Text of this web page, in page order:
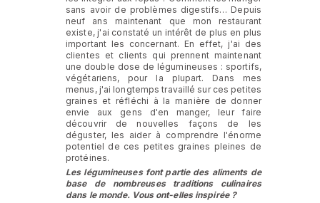
sans avoir de problèmes digestifs… Depuis
neuf ans maintenant que mon restaurant
existe, j'ai constaté un intérêt de plus en plus
important les concernant. En effet, j'ai des
clientes et clients qui prennent maintenant
une double dose de légumineuses : sportifs,
végétariens, pour la plupart. Dans mes
menus, j'ai longtemps travaillé sur ces petites
graines et réfléchi à la manière de donner
envie aux gens d'en manger, leur faire
découvrir de nouvelles façons de les
déguster, les aider à comprendre l'énorme
potentiel de ces petites graines pleines de
protéines.
Les légumineuses font partie des aliments de
base de nombreuses traditions culinaires
dans le monde. Vous ont-elles inspirée ?